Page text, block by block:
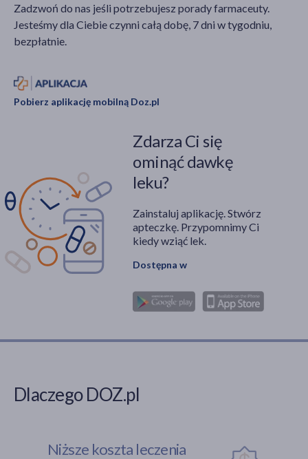
Zadzwoń do nas jeśli potrzebujesz porady farmaceuty.
Jesteśmy dla Ciebie czynni całą dobę, 7 dni w tygodniu,
bezpłatnie.
Pobierz aplikację mobilną Doz.pl
Zdarza Ci się
ominąć dawkę
leku?
Zainstaluj aplikację. Stwórz
apteczkę. Przypomnimy Ci
kiedy wziąć lek.
Dostępna w
Dlaczego DOZ.pl
Niższe koszta leczenia